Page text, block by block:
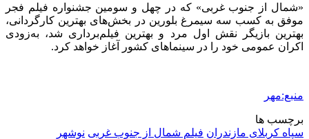
«شمال از جنوب غربی» که در چهل و سومین جشنواره فیلم فجر
موفق به کسب سه سیمرغ بلورین در بخش‌های بهترین کارگردانی،
بهترین بازیگر نقش اول مرد و بهترین فیلم‌برداری شد، به‌زودی
اکران عمومی خود را در سینماهای کشور آغاز خواهد کرد.
منبع:مهر
برچسب ها
سپاه کربلای مازندران فیلم شمال از جنوب غربی نوشهر